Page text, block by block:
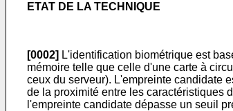
ETAT DE LA TECHNIQUE
[0002] L'identification biométrique est
mémoire telle que celle d'une carte à
ceux du serveur). L'empreinte candidate
de la proximité entre les caractéristiques
l'empreinte candidate dépasse un seuil